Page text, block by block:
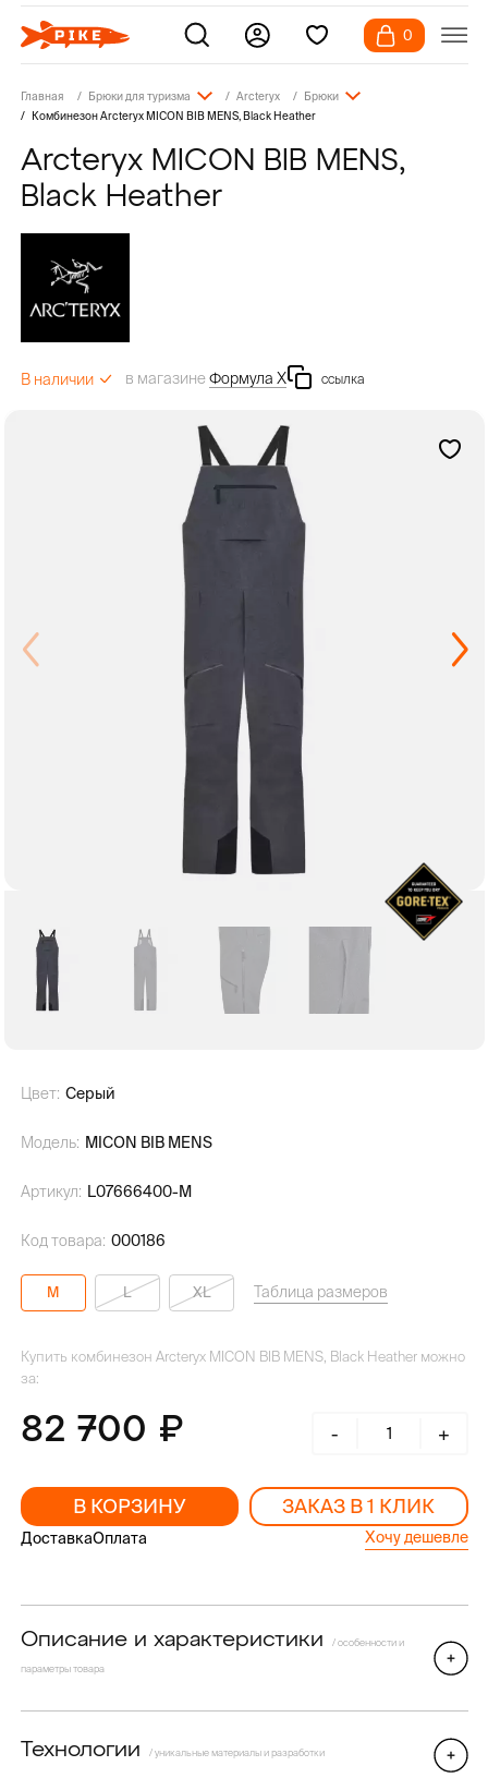
0
Главная Брюки для туризма Arcteryx
Брюки
Комбинезон Arcteryx MICON BIB MENS, Black Heather
Arcteryx MICON BIB MENS,
Black Heather
В наличии в магазинеФормула Х ссылка
Цвет: Серый
Модель: MICON BIB MENS
Артикул: L07666400-M
Код товара: 000186
M L XL Таблица размеров
Купить комбинезон Arcteryx MICON BIB MENS, Black Heather можно
за:
82 700 - +
В КОРЗИНУ ЗАКАЗ В 1 КЛИК
ДоставкаОплата Хочу дешевле
Описание и характеристики / особенности и
параметры товара
Технологии / уникальные материалы и разработки